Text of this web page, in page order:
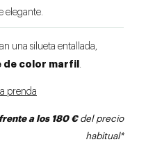
elegante.
una silueta entallada,
de color marfil .
prenda
a los 180 € del precio
habitual*